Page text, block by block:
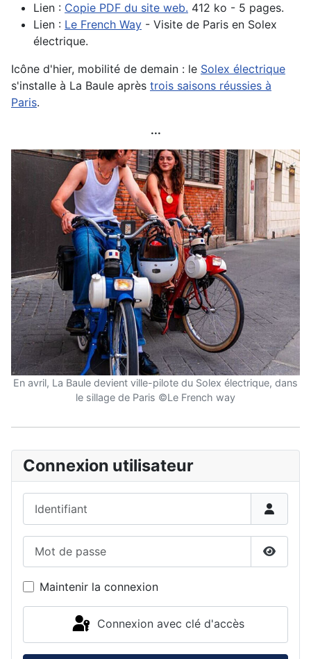
Connexion utilisateur
Maintenir la connexion
Connexion avec clé d'accès
Lien : Copie PDF du site web. 412 ko - 5 pages.
Lien : Le French Way - Visite de Paris en Solex
électrique.
Icône d'hier, mobilité de demain : le Solex électrique
s'installe à La Baule après trois saisons réussies à
Paris.
...
En avril, La Baule devient ville-pilote du Solex électrique, dans
le sillage de Paris ©Le French way